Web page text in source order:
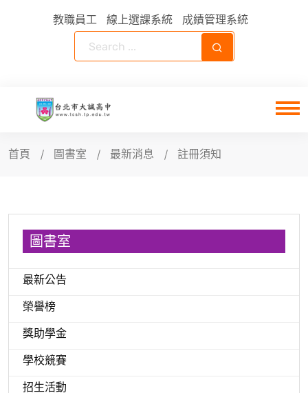
教職員工 線上選課系統 成績管理系統
首頁 圖書室 最新消息 註冊須知
圖書室
最新公告
榮譽榜
獎助學金
學校競賽
招生活動